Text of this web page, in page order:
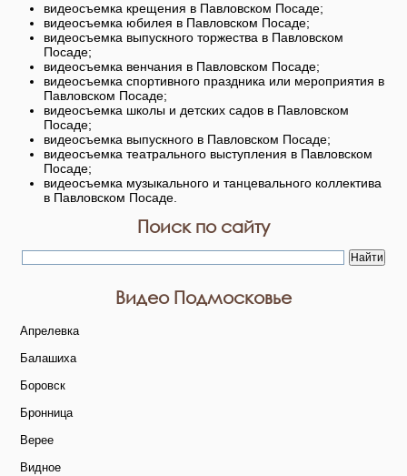
видеосъемка крещения в Павловском Посаде;
видеосъемка юбилея в Павловском Посаде;
видеосъемка выпускного торжества в Павловском
Посаде;
видеосъемка венчания в Павловском Посаде;
видеосъемка спортивного праздника или мероприятия в
Павловском Посаде;
видеосъемка школы и детских садов в Павловском
Посаде;
видеосъемка выпускного в Павловском Посаде;
видеосъемка театрального выступления в Павловском
Посаде;
видеосъемка музыкального и танцевального коллектива
в Павловском Посаде.
Поиск по сайту
Видео Подмосковье
Апрелевка
Балашиха
Боровск
Бронница
Верее
Видное